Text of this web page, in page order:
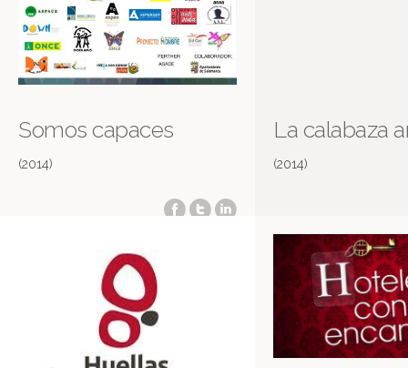
Somos capaces
(2014)
La calabaza
(2014)